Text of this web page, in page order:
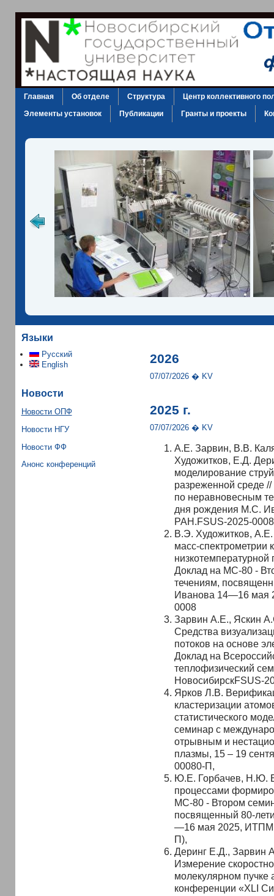
Главная Об отделе Структура
Центр коллективного
Элементы установок
Публикации Гранты и проекты
Языки
Русский
English
Новости
Новости ОПФ
Новости НГУ
Новости ФФ
Анонс конференций
2026
07/07/2026 � KV
2025 г.
07/07/2026 � KV
А.Е. Зарвин, В.В.
Художитков, Е.Д.
моделирование
разреженной среде
по неравновесным
дня рождения М.С.
РАН.FSUS-2025-
В.Э. Художитков,
масс-спектрометрии
Доклад на МС-80 -
течениям,
Иванова 14—16 мая
0008
Зарвин А.Е., Яскин
Средства
потоков на основе
Доклад на
теплофизический
НовосибирскFSUS-
Ярков Л.В.
кластеризации
статистического
семинар с
отрывным и
плазмы, 15 – 19
00080-П,
Ю.Е. Горбачев, Н.Ю.
процессами
МС-80 - Втором
посвященный 80-
—16 мая 2025, ИТПМ
П),
Деринг Е.Д., Зарвин
Измерение
молекулярном пучке
конференции «XLI